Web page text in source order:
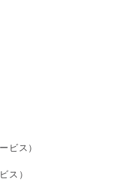
ビス）
ス）